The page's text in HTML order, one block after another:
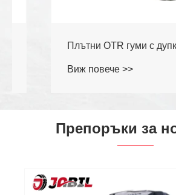
Плътни OTR гуми с дупки
Виж повече >>
Препоръки за